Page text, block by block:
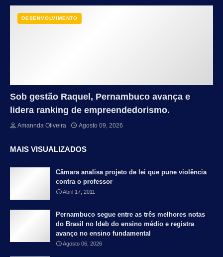
DESENVOLVIMENTO
Sob gestão Raquel, Pernambuco avança e
lidera ranking de empreendedorismo.
Amannda Oliveira Agosto 09, 2026
MAIS VISUALIZADOS
Câmara analisa projeto de lei que pune violência
contra o professor
Abril 17, 2011
Pernambuco segue entre as três melhores notas
do Brasil no Ideb do ensino médio e registra
avanço no ensino fundamental
Agosto 06, 2026